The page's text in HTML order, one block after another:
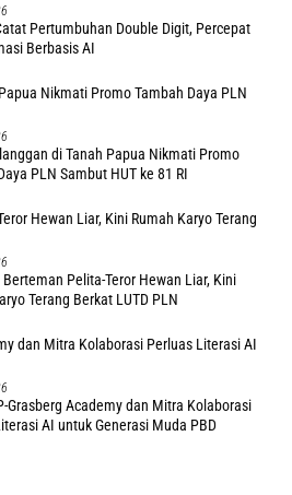
Pertumbuhan Double Digit, Percepat
Berbasis AI
di Tanah Papua Nikmati Promo
PLN Sambut HUT ke 81 RI
Berteman Pelita-Teror Hewan Liar, Kini
Terang Berkat LUTD PLN
Grasberg Academy dan Mitra Kolaborasi
AI untuk Generasi Muda PBD